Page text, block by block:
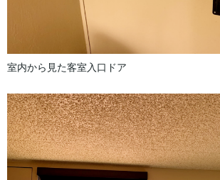
室内から見た客室入口ドア